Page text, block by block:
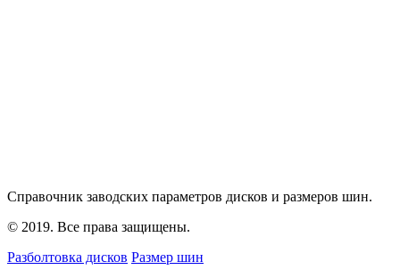
Справочник заводских параметров дисков и размеров шин.
© 2019. Все права защищены.
Разболтовка дисков Размер шин